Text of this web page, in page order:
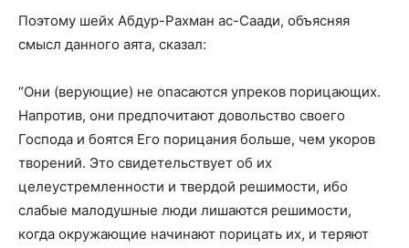
Поэтому шейх Абдур-Рахман ас-Саади, объясняя
смысл данного аята, сказал:
“Они (верующие) не опасаются упреков порицающих.
Напротив, они предпочитают довольство своего
Господа и боятся Его порицания больше, чем укоров
творений. Это свидетельствует об их
целеустремленности и твердой решимости, ибо
слабые малодушные люди лишаются решимости,
когда окружающие начинают порицать их, и теряют